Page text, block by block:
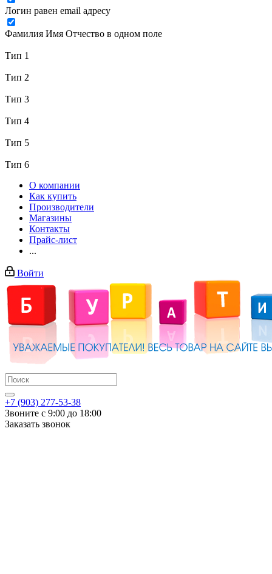
Логин равен email адресу
Фамилия Имя Отчество в одном поле
Тип 1
Тип 2
Тип 3
Тип 4
Тип 5
Тип 6
О компании
Как купить
Производители
Магазины
Контакты
Прайс-лист
...
Войти
+7 (903) 277-53-38
Звоните с 9:00 до 18:00
Заказать звонок